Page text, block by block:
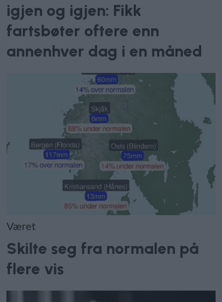
igjen og igjen: Fikk
fartsbøter oftere enn
annenhver dag i en måned
Været
Skilte seg fra normalen på
flere vis